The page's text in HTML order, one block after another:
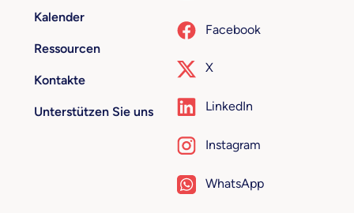
Kalender
Ressourcen
Kontakte
Unterstützen Sie uns
Facebook
X
LinkedIn
Instagram
WhatsApp